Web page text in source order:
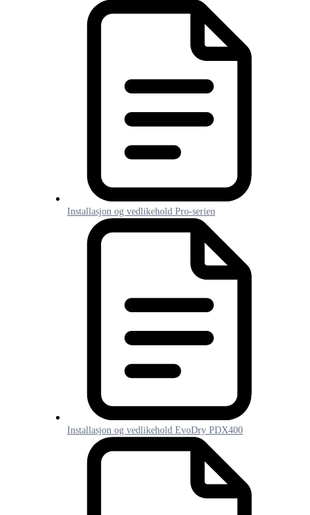
Installasjon og vedlikehold Pro-serien
Installasjon og vedlikehold EvoDry PDX400